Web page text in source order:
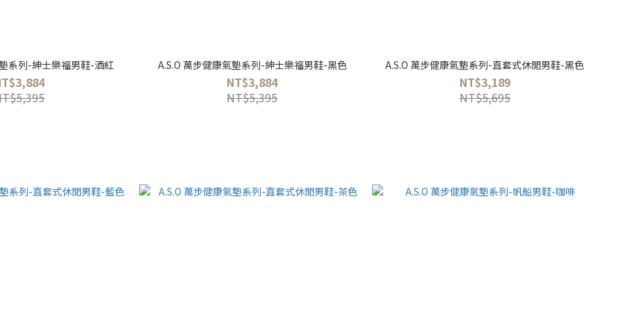
系列-紳士樂福男鞋-酒紅 A.S.O 萬步健康氣墊系列-紳士樂福男鞋-黑色
NT$3,884
NT$5,395
A.S.O 萬步健康氣墊系列-直套式休閒男鞋-黑色
NT$3,189
NT$5,695